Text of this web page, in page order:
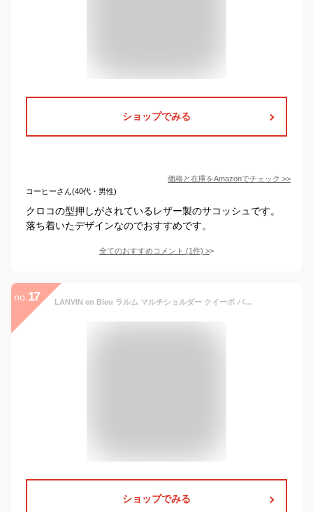
ショップでみる
価格と在庫をAmazonでチェック >>
コーヒーさん(40代・男性)
クロコの型押しがされているレザー製のサコッシュです。
落ち着いたデザインなのでおすすめです。
全てのおすすめコメント (1件) >
no. 17 LANVIN en Bleu ラルム マルチショルダー クイーポ バッグ ショルダーバッグ グリーン ホワイト ブラック【送料無料】
ショップでみる